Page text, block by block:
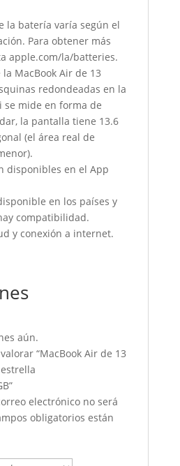
la batería varía según el
Para obtener más
apple.com/la/batteries.
MacBook Air de 13
redondeadas en la
se mide en forma de
la pantalla tiene 13.6
(el área real de
disponibles en el App
en los países y
compatibilidad.
y conexión a internet.
aún.
“MacBook Air de 13
electrónico no será
obligatorios están